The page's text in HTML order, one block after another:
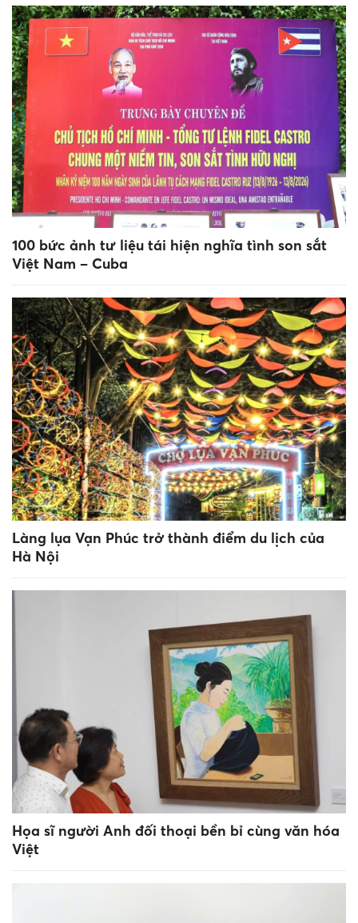
100 bức ảnh tư liệu tái hiện nghĩa tình son sắt
Việt Nam – Cuba
Làng lụa Vạn Phúc trở thành điểm du lịch của
Hà Nội
Họa sĩ người Anh đối thoại bền bỉ cùng văn hóa
Việt